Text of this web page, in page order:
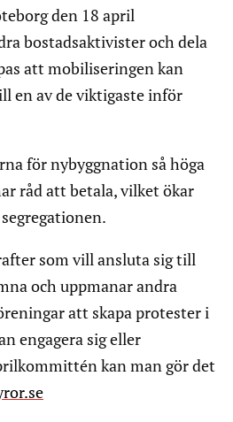
den 18 april
bostadsaktivister och dela
att mobiliseringen kan
en av de viktigaste inför
för nybyggnation så höga
råd att betala, vilket ökar
som vill ansluta sig till
och uppmanar andra
att skapa protester i
engagera sig eller
kan man gör det